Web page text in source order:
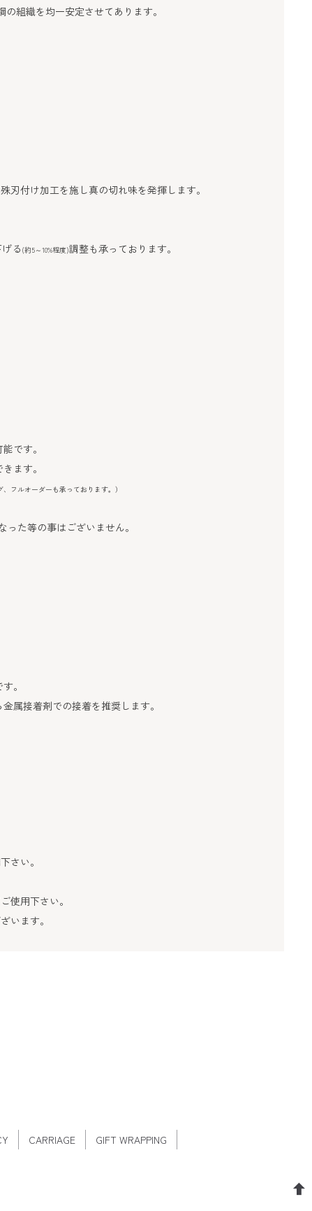
の組織を均一安定させてあります。
刃付け加工を施し真の切れ味を発揮します。
る (約5～10%程度)調整も承っております。
です。
ます。
フルオーダーも承っております。）
た等の事はございません。
。
属接着剤での接着を推奨します。
さい。
使用下さい。
います。
CARRIAGE GIFT WRAPPING